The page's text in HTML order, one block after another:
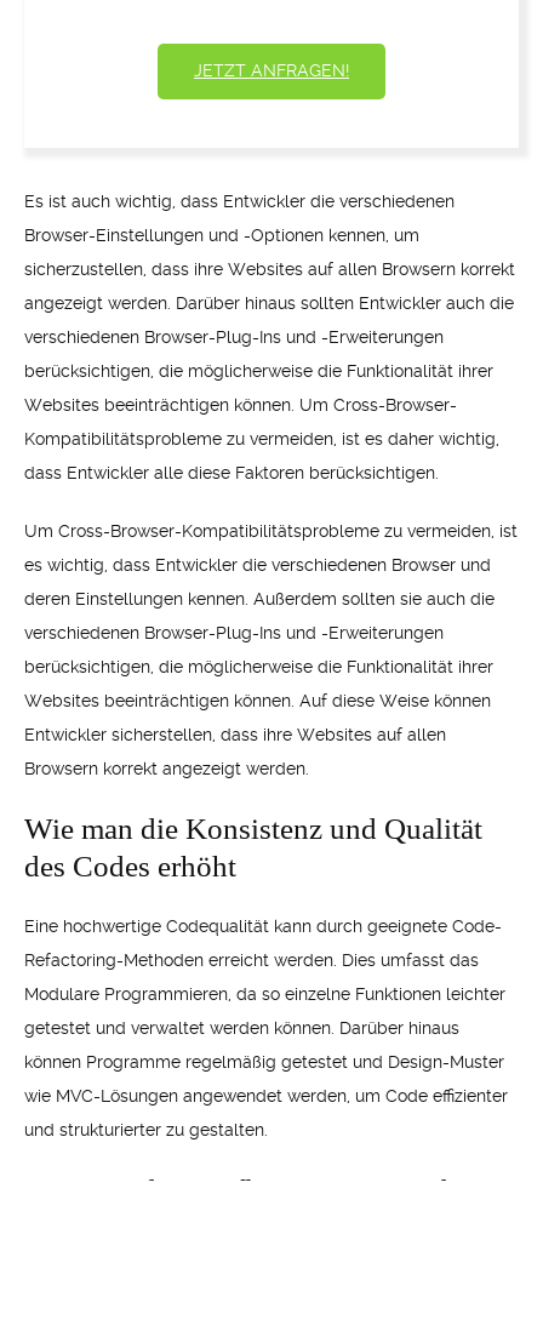
JETZT ANFRAGEN!
Es ist auch wichtig, dass Entwickler die verschiedenen
Browser-Einstellungen und -Optionen kennen, um
sicherzustellen, dass ihre Websites auf allen Browsern korrekt
angezeigt werden. Darüber hinaus sollten Entwickler auch die
verschiedenen Browser-Plug-Ins und -Erweiterungen
berücksichtigen, die möglicherweise die Funktionalität ihrer
Websites beeinträchtigen können. Um Cross-Browser-
Kompatibilitätsprobleme zu vermeiden, ist es daher wichtig,
dass Entwickler alle diese Faktoren berücksichtigen.
Um Cross-Browser-Kompatibilitätsprobleme zu vermeiden, ist
es wichtig, dass Entwickler die verschiedenen Browser und
deren Einstellungen kennen. Außerdem sollten sie auch die
verschiedenen Browser-Plug-Ins und -Erweiterungen
berücksichtigen, die möglicherweise die Funktionalität ihrer
Websites beeinträchtigen können. Auf diese Weise können
Entwickler sicherstellen, dass ihre Websites auf allen
Browsern korrekt angezeigt werden.
Wie man die Konsistenz und Qualität
des Codes erhöht
Eine hochwertige Codequalität kann durch geeignete Code-
Refactoring-Methoden erreicht werden. Dies umfasst das
Modulare Programmieren, da so einzelne Funktionen leichter
getestet und verwaltet werden können. Darüber hinaus
können Programme regelmäßig getestet und Design-Muster
wie MVC-Lösungen angewendet werden, um Code effizienter
und strukturierter zu gestalten.
Wie man den Einfluss von Drittanbieter-